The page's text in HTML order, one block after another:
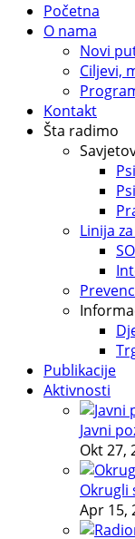
Početna
O nama
Novi
Ciljevi,
Kontakt
Šta radimo
Linija
Publikacije
Aktivnosti
Javni
Okt 27,
Okrugli
Apr 15,